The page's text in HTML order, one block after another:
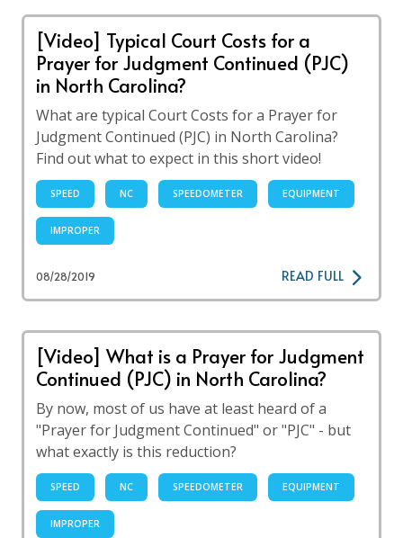
[Video] Typical Court Costs for a
Prayer for Judgment Continued (PJC)
in North Carolina?
What are typical Court Costs for a Prayer for
Judgment Continued (PJC) in North Carolina?
Find out what to expect in this short video!
SPEED NC SPEEDOMETER EQUIPMENT
IMPROPER
08/28/2019 READ FULL
[Video] What is a Prayer for Judgment
Continued (PJC) in North Carolina?
By now, most of us have at least heard of a
"Prayer for Judgment Continued" or "PJC" - but
what exactly is this reduction?
SPEED NC SPEEDOMETER EQUIPMENT
IMPROPER